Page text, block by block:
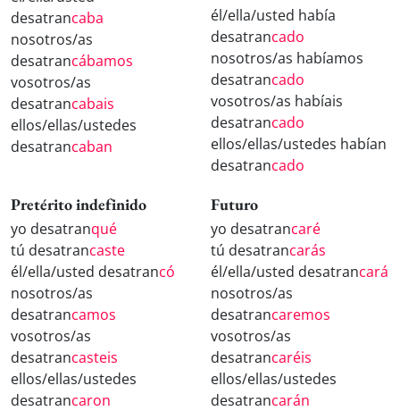
desatrancaba
nosotros/as
desatrancábamos
vosotros/as
desatrancabais
ellos/ellas/ustedes
desatrancaban
él/ella/usted había
desatrancado
nosotros/as habíamos
desatrancado
vosotros/as habíais
desatrancado
ellos/ellas/ustedes habían
desatrancado
Pretérito indefinido
yo desatranqué
tú desatrancaste
él/ella/usted desatrancó
nosotros/as
desatrancamos
vosotros/as
desatrancasteis
ellos/ellas/ustedes
desatrancaron
Futuro
yo desatrancaré
tú desatrancarás
él/ella/usted desatrancará
nosotros/as
desatrancaremos
vosotros/as
desatrancaréis
ellos/ellas/ustedes
desatrancarán